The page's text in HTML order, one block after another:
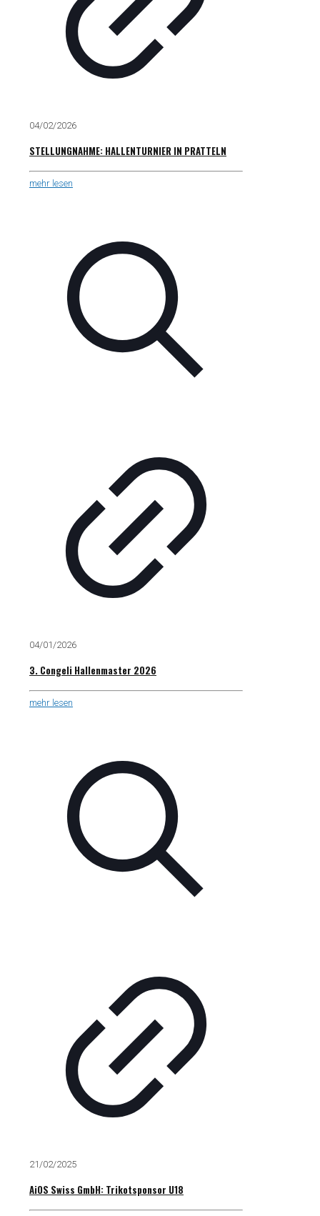
04/02/2026
STELLUNGNAHME: HALLENTURNIER IN PRATTELN
mehr lesen
04/01/2026
3. Congeli Hallenmaster 2026
mehr lesen
21/02/2025
AiOS Swiss GmbH: Trikotsponsor U18